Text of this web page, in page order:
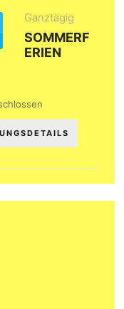
Ganztägig
SOMMERF
ERIEN